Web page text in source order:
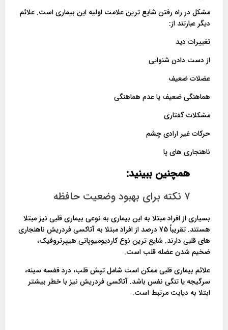
مشکل در راه رفتن شایع ترین علامت اولیه این بیماری است. علائم
دیگر عبارتند از:
تغییرات دید
از دست دادن شنوایی
عضلات ضعیف
هماهنگی ضعیف یا عدم هماهنگی
مشکلات گفتاری
حرکات غیر ارادی چشم
ناهنجاری های پا
همچنین ببینید:
۷ نکته برای بهبود وضعیت حافظه
بسیاری از افراد مبتلا به این بیماری به نوعی بیماری قلبی نیز مبتلا
هستند. تقریباً 75 درصد از افراد مبتلا به آتاکسی فردریش ناهنجاری
های قلبی دارند. شایع ترین نوع کاردیومیوپاتی هیپرتروفیک،
ضخیم شدن عضله قلب است.
علائم بیماری قلبی ممکن است شامل تپش قلب، درد قفسه سینه،
سرگیجه یا تنگی نفس باشد. آتاکسی فردریش نیز با خطر بیشتر
ابتلا به دیابت مرتبط است.